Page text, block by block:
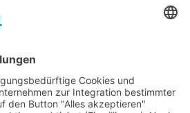
und Informationen.
Forum für Medien, Bildung